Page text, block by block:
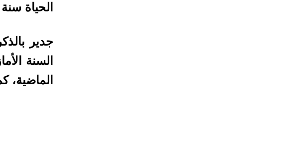
الحياة سنة 2019.
جدير
السنة
الماضية،